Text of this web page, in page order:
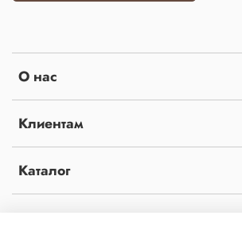
О нас
Клиентам
Каталог